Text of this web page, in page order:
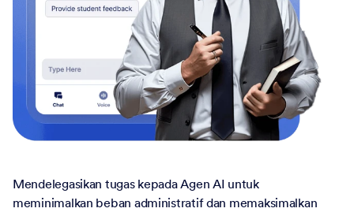
Mendelegasikan tugas kepada Agen AI untuk
meminimalkan beban administratif dan memaksimalkan